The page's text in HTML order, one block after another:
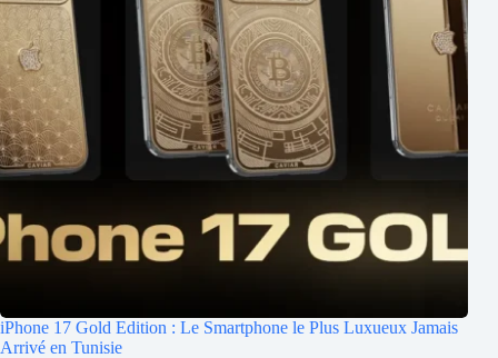
iPhone 17 Gold Edition : Le Smartphone le Plus Luxueux Jamais
Arrivé en Tunisie